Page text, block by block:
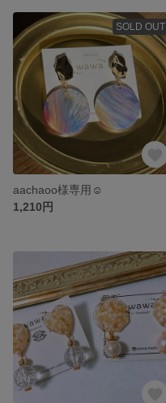
SOLD OUT
aachaoo様専用☺︎
1,210円